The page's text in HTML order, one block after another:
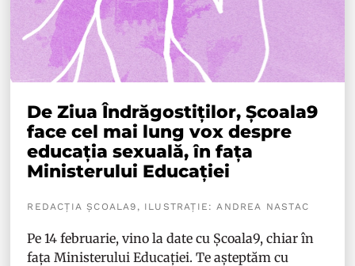
De Ziua Îndrăgostiților, Școala9
face cel mai lung vox despre
educația sexuală, în fața
Ministerului Educației
REDACȚIA ȘCOALA9, ILUSTRAȚIE: ANDREA NASTAC
Pe 14 februarie, vino la date cu Școala9, chiar în
fața Ministerului Educației. Te așteptăm cu